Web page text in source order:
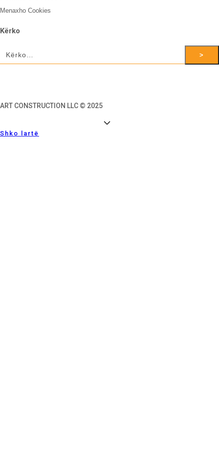
Menaxho Cookies
Kërko
>
ART CONSTRUCTION LLC © 2025
Shko lartë